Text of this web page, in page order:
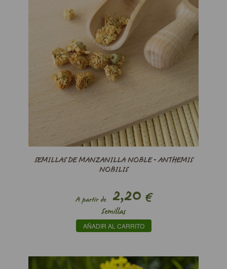
SEMILLAS DE MANZANILLA NOBLE - ANTHEMIS
NOBILIS
A partir de2,20 €
Semillas
AÑADIR AL CARRITO